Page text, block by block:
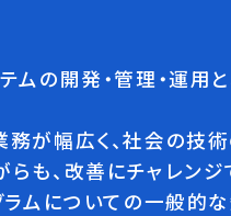
ムの開発・管理・運用
が幅広く、社会の技
も、改善にチャレンジ
ラムについての一般的